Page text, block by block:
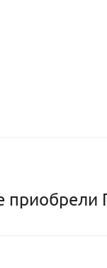
приобрели